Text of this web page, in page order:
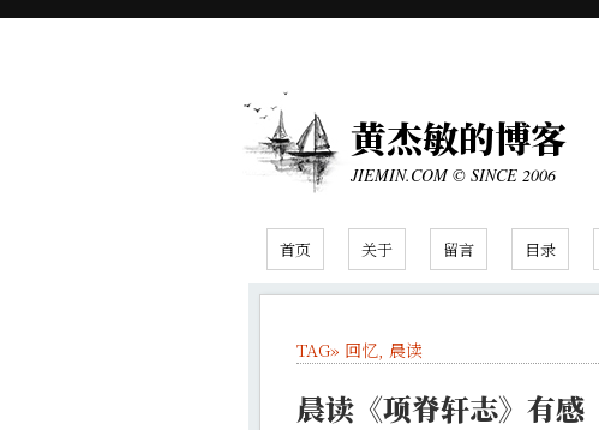
黄杰敏的博客
JIEMIN.COM © SINCE 2006
首页 关于 留言 目录
TAG» 回忆, 晨读
晨读《项脊轩志》有感